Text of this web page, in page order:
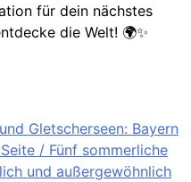
für dein nächstes
die Welt! 🌍✨
Gletscherseen: Bayern
/ Fünf sommerliche
und außergewöhnlich